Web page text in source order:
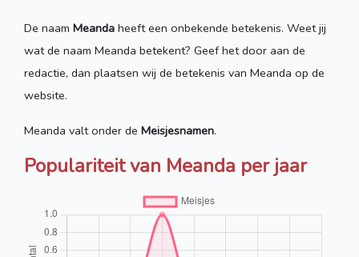
De naam Meanda heeft een onbekende betekenis. Weet jij
wat de naam Meanda betekent? Geef het door aan de
redactie, dan plaatsen wij de betekenis van Meanda op de
website.
Meanda valt onder de Meisjesnamen.
Populariteit van Meanda per jaar